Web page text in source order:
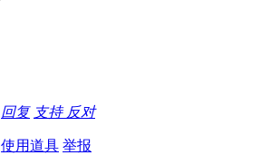
回复 支持 反对
使用道具 举报